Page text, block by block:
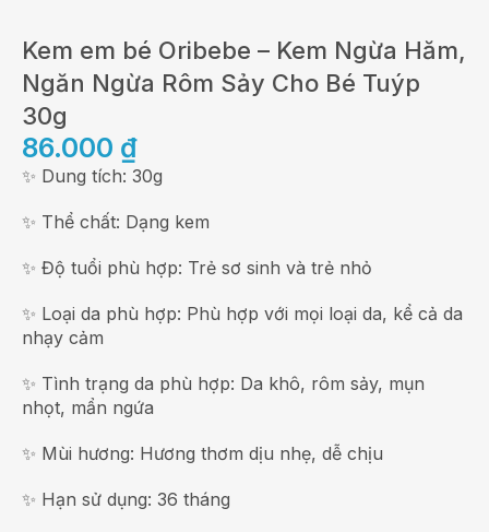
Kem em bé Oribebe – Kem Ngừa Hăm,
Ngăn Ngừa Rôm Sảy Cho Bé Tuýp
30g
86.000 ₫
✨ Dung tích: 30g
✨ Thể chất: Dạng kem
✨ Độ tuổi phù hợp: Trẻ sơ sinh và trẻ nhỏ
✨ Loại da phù hợp: Phù hợp với mọi loại da, kể cả da
nhạy cảm
✨ Tình trạng da phù hợp: Da khô, rôm sảy, mụn
nhọt, mẩn ngứa
✨ Mùi hương: Hương thơm dịu nhẹ, dễ chịu
✨ Hạn sử dụng: 36 tháng